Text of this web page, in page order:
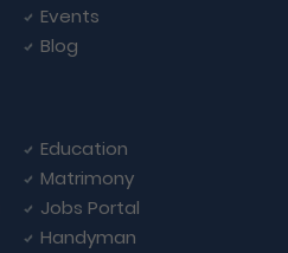
Events
Blog
Education
Matrimony
Jobs Portal
Handyman